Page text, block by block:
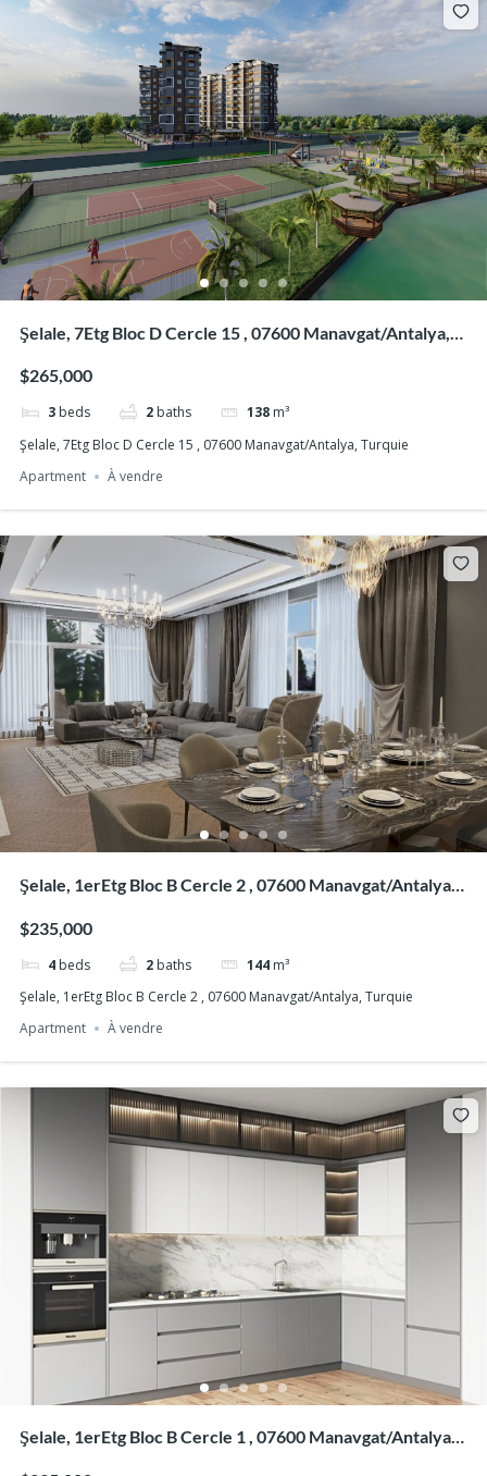
Şelale, 7Etg Bloc D Cercle 15 , 07600 Manavgat/Antalya,
$265,000
3 beds 2 baths 138 m³
Şelale, 7Etg Bloc D Cercle 15 , 07600 Manavgat/Antalya, Turquie
Apartment
À vendre
Şelale, 1erEtg Bloc B Cercle 2 , 07600 Manavgat/Antalya,
$235,000
4 beds 2 baths 144 m³
Şelale, 1erEtg Bloc B Cercle 2 , 07600 Manavgat/Antalya, Turquie
Apartment
À vendre
Şelale, 1erEtg Bloc B Cercle 1 , 07600 Manavgat/Antalya,